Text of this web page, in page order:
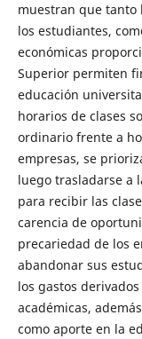
muestran que tanto
los estudiantes,
económicas
Superior permiten
educación
horarios de clases
ordinario frente a
empresas, se
luego trasladarse a
para recibir las
carencia de
precariedad de los
abandonar sus
los gastos
académicas,
como aporte en la